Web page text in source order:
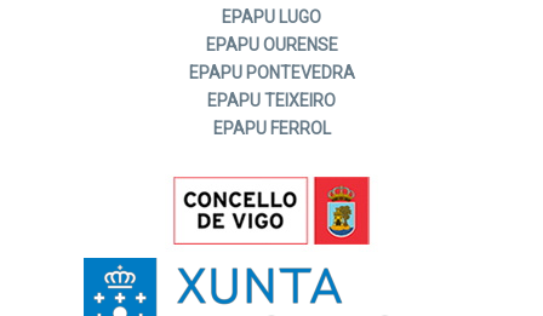
EPAPU LUGO
EPAPU OURENSE
EPAPU PONTEVEDRA
EPAPU TEIXEIRO
EPAPU FERROL